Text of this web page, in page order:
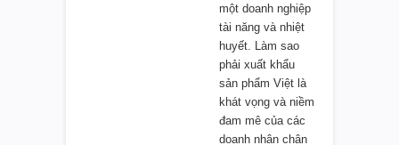
một doanh nghiệp
tài năng và nhiệt
huyết. Làm sao
phải xuất khẩu
sản phẩm Việt là
khát vọng và niềm
đam mê của các
doanh nhân chân